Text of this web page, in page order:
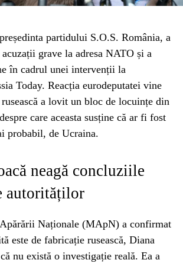
partidului S.O.S. România, a
grave la adresa NATO și a
în cadrul unei intervenții la
Today. Reacția eurodeputatei vine
a lovit un bloc de locuințe din
care aceasta susține că ar fi fost
probabil, de Ucraina.
neagă concluziile
autorităților
Naționale (MApN) a confirmat
este de fabricație rusească, Diana
nu există o investigație reală. Ea a